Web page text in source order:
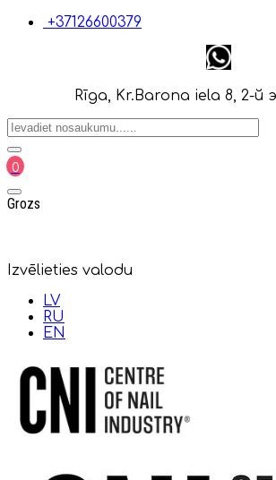
+37126600379
Rīga, Kr.Barona iela 8, 2-й
0
Grozs
Izvēlieties valodu
LV
RU
EN